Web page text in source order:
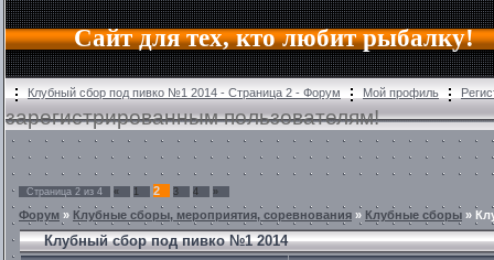
Сайт для тех, кто любит рыбалку!
Клубный сбор под пивко №1 2014 - Страница 2 - Форум Мой профиль
зарегистрированным пользователям!
Страница 2 из 4 « 1 2 3 4 »
Форум » Клубные сборы, мероприятия, соревнования » Клубные сборы »
Клубный сбор под пивко №1 2014